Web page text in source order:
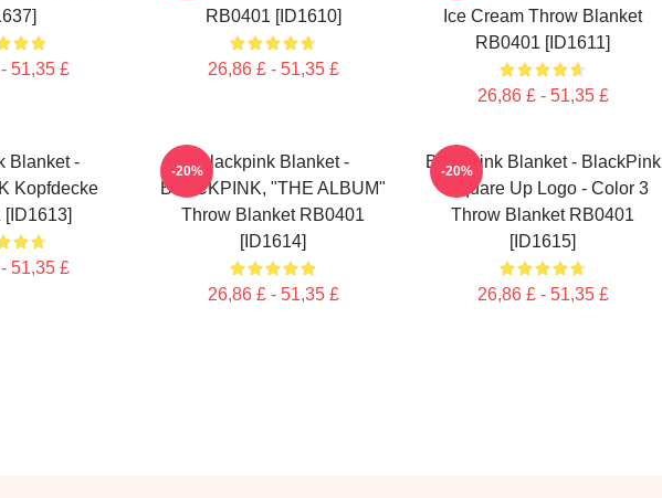
51,35 £
RB0401 [ID1610]
26,86 £ - 51,35 £
Ice Cream Throw Blanket
RB0401 [ID1611]
26,86 £ - 51,35 £
Blanket -
Kopfdecke
[ID1613]
51,35 £
Blackpink Blanket -
BLACKPINK, "THE ALBUM"
Throw Blanket RB0401
[ID1614]
26,86 £ - 51,35 £
-20%
Blackpink Blanket - BlackPink
- Square Up Logo - Color 3
Throw Blanket RB0401
[ID1615]
26,86 £ - 51,35 £
-20%